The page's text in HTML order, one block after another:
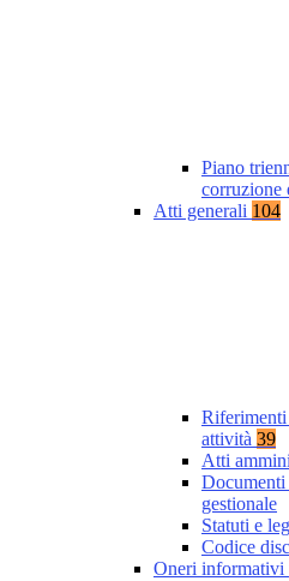
Piano
corruzione
Atti generali 104
Riferimenti
attività 39
Atti
Documenti
gestionale
Statuti e
Codice
Oneri informativi